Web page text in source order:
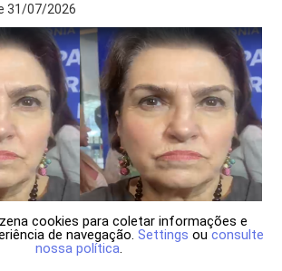
31/07/2026
cookies para coletar informações e
de navegação. Settings ou consulte
nossa política.